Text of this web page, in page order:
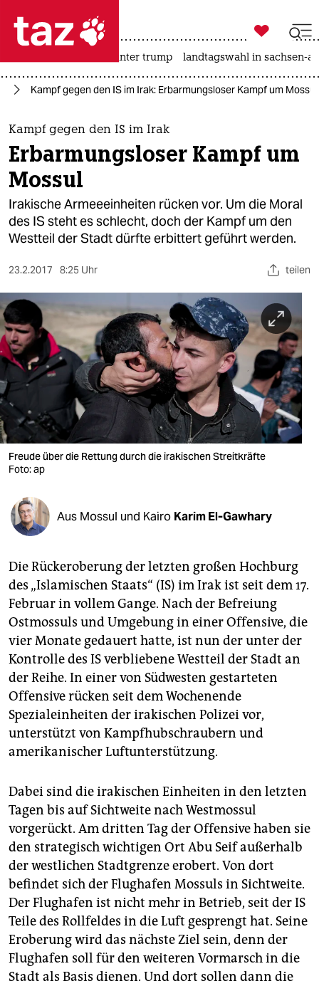
 taz zahl ich
taz zahl ich
themen
politik
öko
gesellschaft
sport
berlin
nord
wahrheit
verlag
verlag
veranstaltungen
shop
fragen & hilfe
unterstützen
abo
genossenschaft
epaper login

taz zahl ich
usa unter trump landtagswahl in sachsen-
Kampf gegen den IS im Irak: Erbarmungsloser Kampf um Mossul
Kampf gegen den IS im Irak
Erbarmungsloser Kampf um
Mossul
Irakische Armeeeinheiten rücken vor. Um die Moral
des IS steht es schlecht, doch der Kampf um den
Westteil der Stadt dürfte erbittert geführt werden.
23.2.2017 8:25 Uhr teilen
Freude über die Rettung durch die irakischen Streitkräfte
Foto: ap
Aus Mossul und Kairo Karim El-Gawhary
Die Rückeroberung der letzten großen Hochburg
des „Islamischen Staats“ (IS) im Irak ist seit dem 17.
Februar in vollem Gange. Nach der Befreiung
Ostmossuls und Umgebung in einer Offensive, die
vier Monate gedauert hatte, ist nun der unter der
Kontrolle des IS verbliebene Westteil der Stadt an
der Reihe. In einer von Südwesten gestarteten
Offensive rücken seit dem Wochenende
Spezialeinheiten der irakischen Polizei vor,
unterstützt von Kampfhubschraubern und
amerikanischer Luftunterstützung.
Dabei sind die irakischen Einheiten in den letzten
Tagen bis auf Sichtweite nach Westmossul
vorgerückt. Am dritten Tag der Offensive haben sie
den strategisch wichtigen Ort Abu Seif außerhalb
der westlichen Stadtgrenze erobert. Von dort
befindet sich der Flughafen Mossuls in Sichtweite.
Der Flughafen ist nicht mehr in Betrieb, seit der IS
Teile des Rollfeldes in die Luft gesprengt hat. Seine
Eroberung wird das nächste Ziel sein, denn der
Flughafen soll für den weiteren Vormarsch in die
Stadt als Basis dienen. Und dort sollen dann die